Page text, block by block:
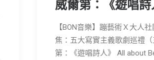
威爾第：《遊唱詩
【BON音樂】蹦藝術Ｘ大人
焦：五大寫實主義歌劇巡禮
第：《遊唱詩人》 All about